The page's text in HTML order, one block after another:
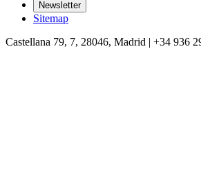
Newsletter
Sitemap
Castellana 79, 7, 28046, Madrid | +34 936